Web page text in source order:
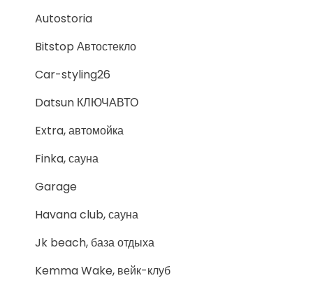
Autostoria
Bitstop Автостекло
Car-styling26
Datsun КЛЮЧАВТО
Extra, автомойка
Finka, сауна
Garage
Havana club, сауна
Jk beach, база отдыха
Kemma Wake, вейк-клуб